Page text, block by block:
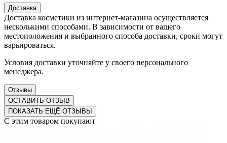
Доставка
Доставка косметики из интернет-магазина осуществляется
несколькими способами. В зависимости от вашего
местоположения и выбранного способа доставки, сроки могут
варьироваться.
Условия доставки уточняйте у своего персонального
менеджера.
Отзывы
ОСТАВИТЬ ОТЗЫВ
ПОКАЗАТЬ ЕЩЁ ОТЗЫВЫ
С этим товаром покупают